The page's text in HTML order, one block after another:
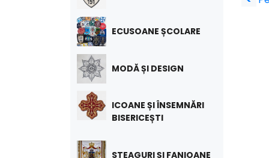
ECUSOANE ȘCOLARE
MODĂ ȘI DESIGN
ICOANE ȘI ÎNSEMNĂRI
BISERICEȘTI
STEAGURI ȘI FANIOANE